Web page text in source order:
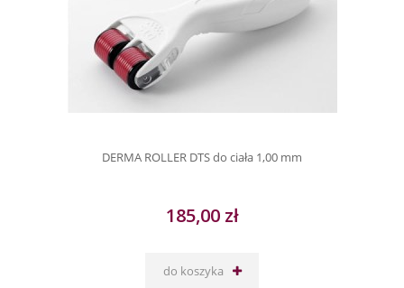
DERMA ROLLER DTS do ciała 1,00 mm
185,00 zł
do koszyka